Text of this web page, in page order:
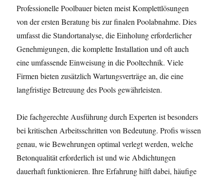
Professionelle Poolbauer bieten meist Komplettlösungen
von der ersten Beratung bis zur finalen Poolabnahme. Dies
umfasst die Standortanalyse, die Einholung erforderlicher
Genehmigungen, die komplette Installation und oft auch
eine umfassende Einweisung in die Pooltechnik. Viele
Firmen bieten zusätzlich Wartungsverträge an, die eine
langfristige Betreuung des Pools gewährleisten.
Die fachgerechte Ausführung durch Experten ist besonders
bei kritischen Arbeitsschritten von Bedeutung. Profis wissen
genau, wie Bewehrungen optimal verlegt werden, welche
Betonqualität erforderlich ist und wie Abdichtungen
dauerhaft funktionieren. Ihre Erfahrung hilft dabei, häufige